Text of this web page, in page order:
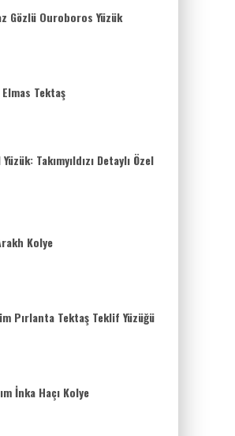
Gözlü Ouroboros Yüzük
Elmas Tektaş
Takımyıldızı Detaylı Özel
Kolye
Pırlanta Tektaş Teklif Yüzüğü
İnka Haçı Kolye